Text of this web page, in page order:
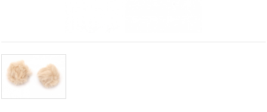
αναλύουμε
επισκεψιμότητα
και να
προβάλλουμε
περιεχόμενο